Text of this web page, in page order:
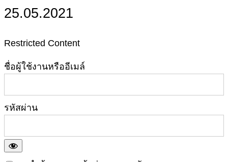
25.05.2021
Restricted Content
ชื่อผู้ใช้งานหรืออีเมล์
รหัสผ่าน